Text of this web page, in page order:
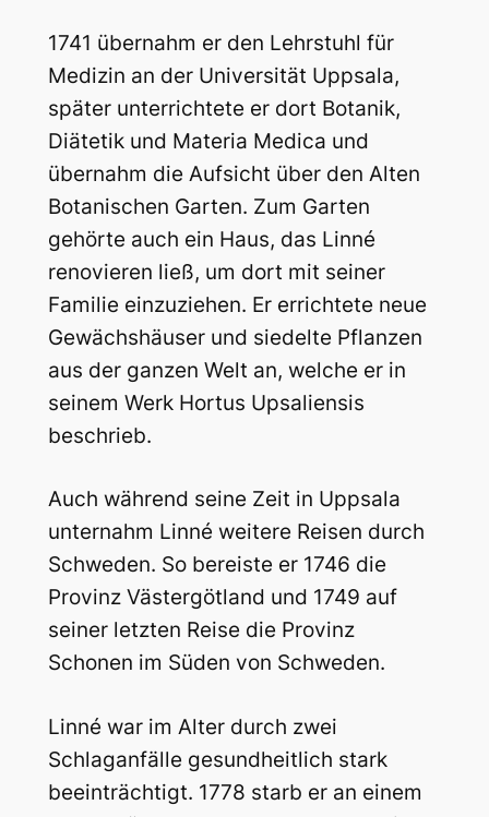
1741 übernahm er den Lehrstuhl für
Medizin an der Universität Uppsala,
später unterrichtete er dort Botanik,
Diätetik und Materia Medica und
übernahm die Aufsicht über den Alten
Botanischen Garten. Zum Garten
gehörte auch ein Haus, das Linné
renovieren ließ, um dort mit seiner
Familie einzuziehen. Er errichtete neue
Gewächshäuser und siedelte Pflanzen
aus der ganzen Welt an, welche er in
seinem Werk Hortus Upsaliensis
beschrieb.
Auch während seine Zeit in Uppsala
unternahm Linné weitere Reisen durch
Schweden. So bereiste er 1746 die
Provinz Västergötland und 1749 auf
seiner letzten Reise die Provinz
Schonen im Süden von Schweden.
Linné war im Alter durch zwei
Schlaganfälle gesundheitlich stark
beeinträchtigt. 1778 starb er an einem